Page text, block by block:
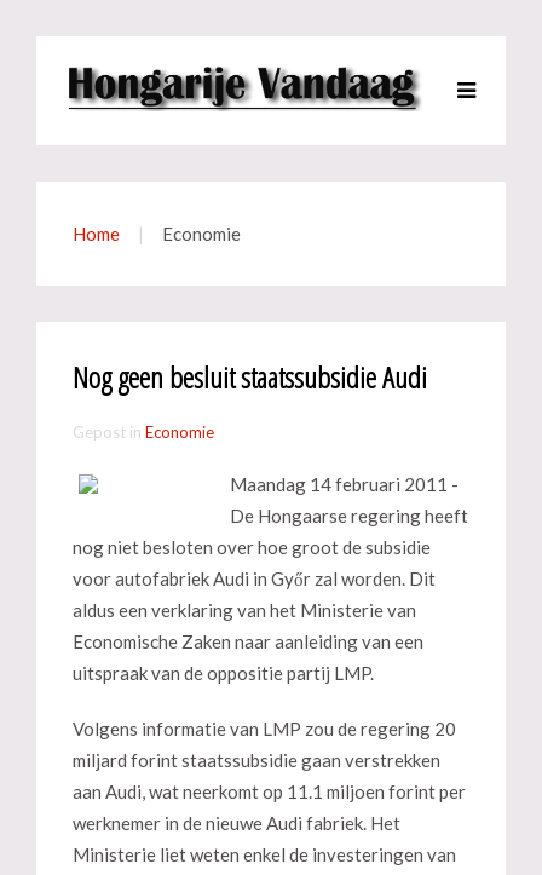
Home Economie
Nog geen besluit staatssubsidie Audi
Gepost in Economie
Maandag 14 februari 2011 -
De Hongaarse regering heeft
nog niet besloten over hoe groot de subsidie
voor autofabriek Audi in Győr zal worden. Dit
aldus een verklaring van het Ministerie van
Economische Zaken naar aanleiding van een
uitspraak van de oppositie partij LMP.
Volgens informatie van LMP zou de regering 20
miljard forint staatssubsidie gaan verstrekken
aan Audi, wat neerkomt op 11.1 miljoen forint per
werknemer in de nieuwe Audi fabriek. Het
Ministerie liet weten enkel de investeringen van